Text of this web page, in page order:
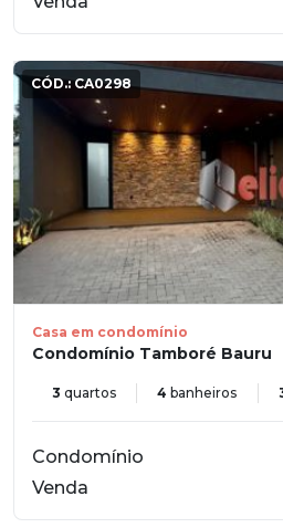
CÓD.:CA0298
Casa em condomínio
Condomínio Tamboré Bauru
3 quartos 4 banheiros
Condomínio
Venda